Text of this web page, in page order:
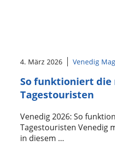
4. März 2026 Venedig
So funktioniert
Tagestouristen
Venedig 2026: So
Tagestouristen Venedig
in diesem …